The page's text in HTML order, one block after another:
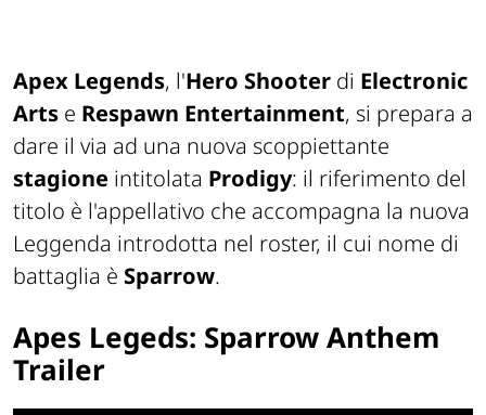
Apex Legends, l'Hero Shooter di Electronic
Arts e Respawn Entertainment, si prepara a
dare il via ad una nuova scoppiettante
stagione intitolata Prodigy: il riferimento del
titolo è l'appellativo che accompagna la nuova
Leggenda introdotta nel roster, il cui nome di
battaglia è Sparrow.
Apes Legeds: Sparrow Anthem
Trailer